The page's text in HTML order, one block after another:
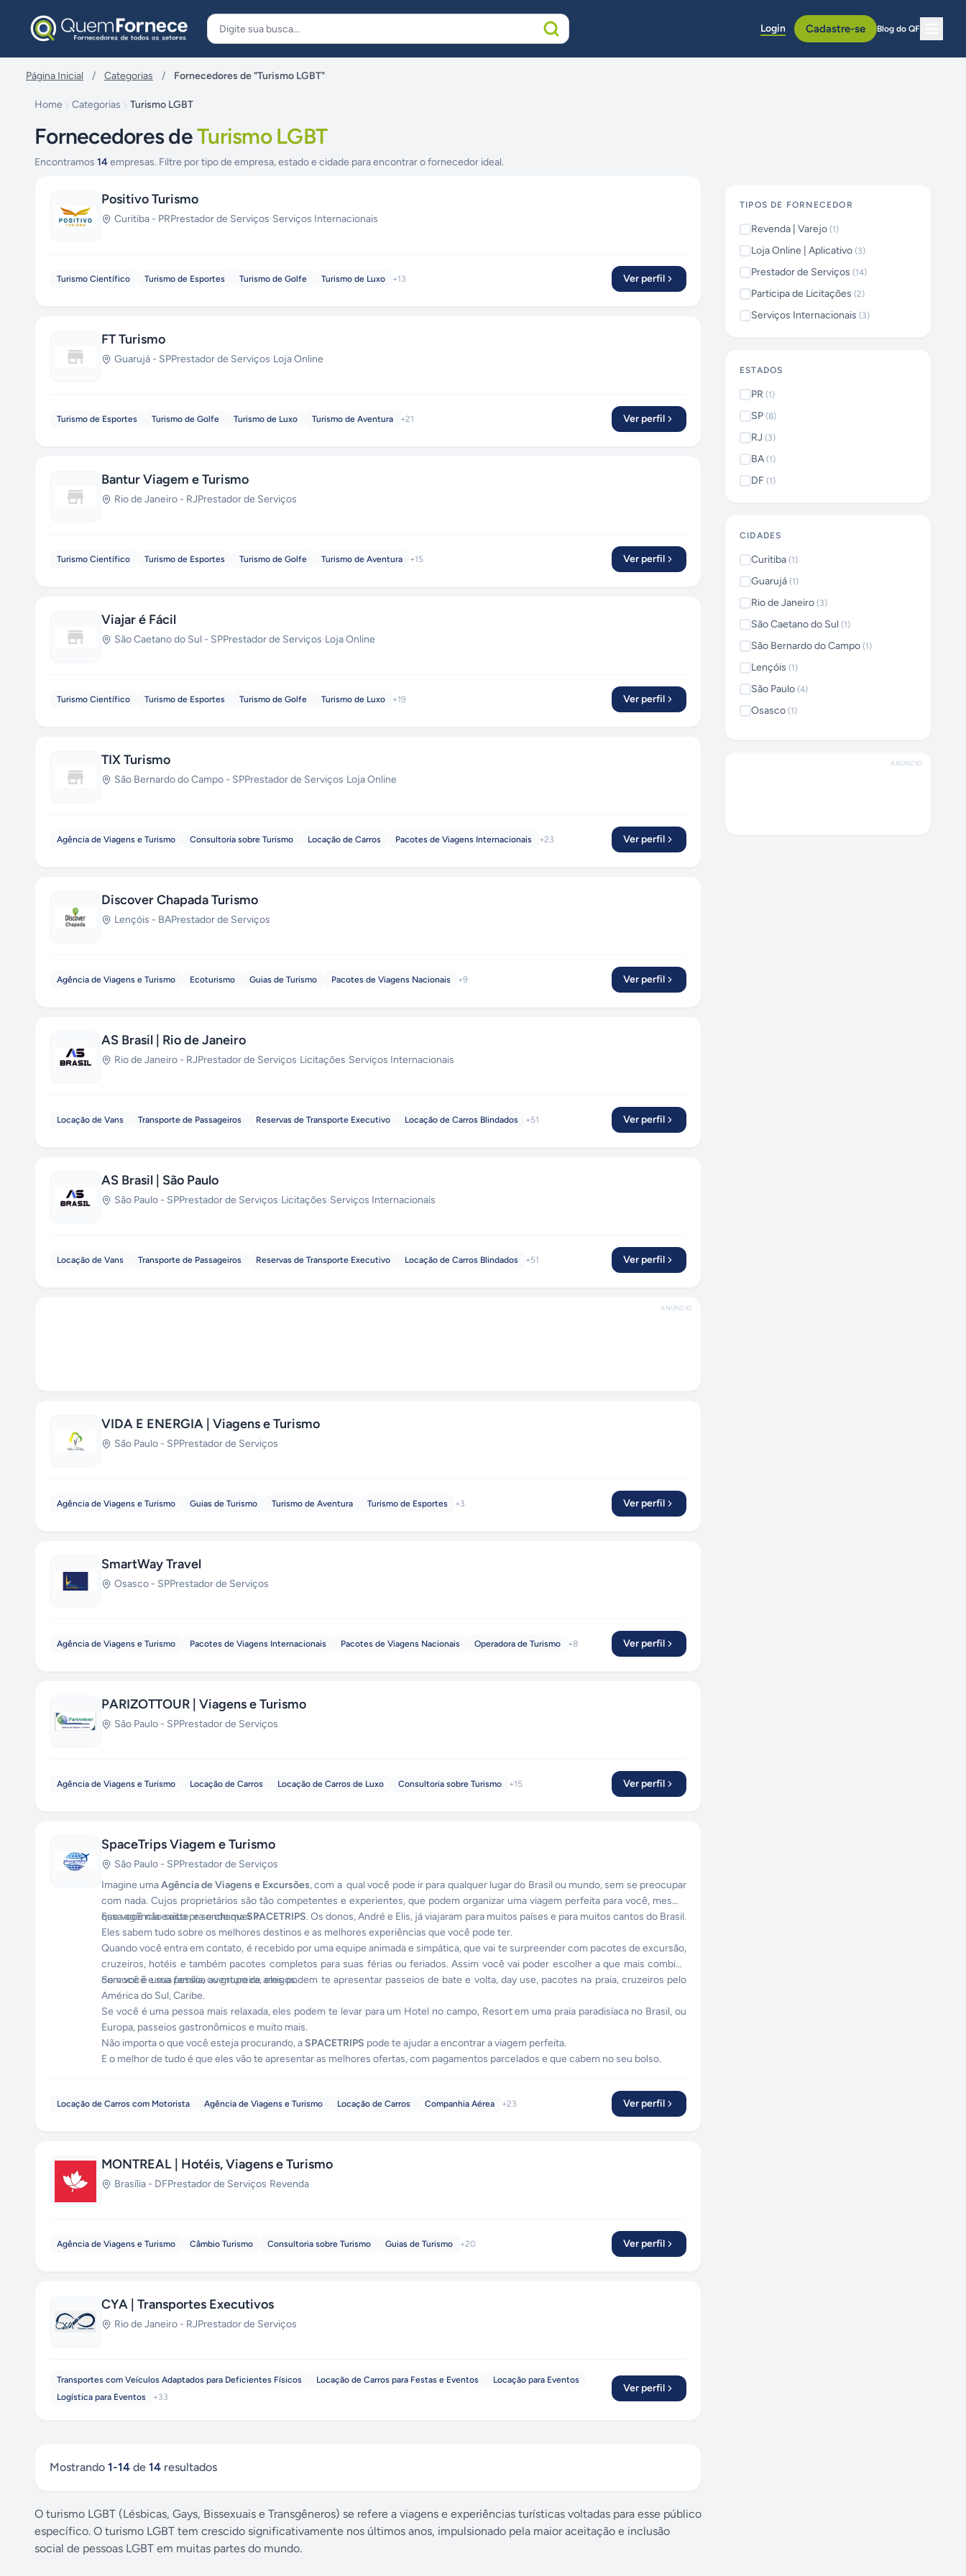
Login Cadastre-se Blog do QF
Página Inicial / Categorias / Fornecedores de "Turismo LGBT"
Home Categorias Turismo LGBT
Fornecedores deTurismo LGBT
Encontramos 14empresas. Filtre por tipo de empresa, estado e cidade para encontrar o fornecedor ideal.
Positivo Turismo
Curitiba - PRPrestador de Serviços·Serviços Internacionais
Turismo Científico Turismo de Esportes Turismo de Golfe Turismo de Luxo +13 Ver perfil
FT Turismo
Guarujá - SPPrestador de Serviços·Loja Online
Turismo de Esportes Turismo de Golfe Turismo de Luxo Turismo de Aventura +21 Ver perfil
Bantur Viagem e Turismo
Rio de Janeiro - RJPrestador de Serviços
Turismo Científico Turismo de Esportes Turismo de Golfe Turismo de Aventura +15 Ver perfil
Viajar é Fácil
São Caetano do Sul - SPPrestador de Serviços·Loja Online
Turismo Científico Turismo de Esportes Turismo de Golfe Turismo de Luxo +19 Ver perfil
TIX Turismo
São Bernardo do Campo - SPPrestador de Serviços·Loja Online
Agência de Viagens e Turismo Consultoria sobre Turismo Locação de Carros Pacotes de Viagens Internacionais +23 Ver perfil
Discover Chapada Turismo
Lençóis - BAPrestador de Serviços
Agência de Viagens e Turismo Ecoturismo Guias de Turismo Pacotes de Viagens Nacionais +9 Ver perfil
AS Brasil | Rio de Janeiro
Rio de Janeiro - RJPrestador de Serviços·Licitações·Serviços Internacionais
Locação de Vans Transporte de Passageiros Reservas de Transporte Executivo Locação de Carros Blindados +51 Ver perfil
AS Brasil | São Paulo
São Paulo - SPPrestador de Serviços·Licitações·Serviços Internacionais
Locação de Vans Transporte de Passageiros Reservas de Transporte Executivo Locação de Carros Blindados +51 Ver perfil
ANÚNCIO
VIDA E ENERGIA | Viagens e Turismo
São Paulo - SPPrestador de Serviços
Agência de Viagens e Turismo Guias de Turismo Turismo de Aventura Turismo de Esportes +3 Ver perfil
SmartWay Travel
Osasco - SPPrestador de Serviços
Agência de Viagens e Turismo Pacotes de Viagens Internacionais Pacotes de Viagens Nacionais Operadora de Turismo +8 Ver perfil
PARIZOTTOUR | Viagens e Turismo
São Paulo - SPPrestador de Serviços
Agência de Viagens e Turismo Locação de Carros Locação de Carros de Luxo Consultoria sobre Turismo +15 Ver perfil
SpaceTrips Viagem e Turismo
São Paulo - SPPrestador de Serviços
Imagine umaAgência de Viagens e Excursões, com a qual você pode ir para qualquer lugar do Brasil ou mundo, sem se preocupar
com nada. Cujos proprietários são tão competentes e experientes, que podem organizar uma viagem perfeita para você, mesmo
que você não saiba pra onde quer ir.
Essa agência existe, e se chamaSPACETRIPS. Os donos, André e Elis, já viajaram para muitos países e para muitos cantos do Brasil.
Eles sabem tudo sobre os melhores destinos e as melhores experiências que você pode ter.
Quando você entra em contato, é recebido por uma equipe animada e simpática, que vai te surpreender com pacotes de excursão,
cruzeiros, hotéis e também pacotes completos para suas férias ou feriados. Assim você vai poder escolher a que mais combina
com você e sua família, ou grupo de amigos.
Se você é uma pessoa aventureira, eles podem te apresentar passeios de bate e volta, day use, pacotes na praia, cruzeiros pelo
América do Sul, Caribe.
Se você é uma pessoa mais relaxada, eles podem te levar para um Hotel no campo, Resort em uma praia paradisíaca no Brasil, ou
Europa, passeios gastronômicos e muito mais.
Não importa o que você esteja procurando, a SPACETRIPS pode te ajudar a encontrar a viagem perfeita.
E o melhor de tudo é que eles vão te apresentar as melhores ofertas, com pagamentos parcelados e que cabem no seu bolso.
Locação de Carros com Motorista Agência de Viagens e Turismo Locação de Carros Companhia Aérea +23 Ver perfil
MONTREAL | Hotéis, Viagens e Turismo
Brasília - DFPrestador de Serviços·Revenda
Agência de Viagens e Turismo Câmbio Turismo Consultoria sobre Turismo Guias de Turismo +20 Ver perfil
CYA | Transportes Executivos
Rio de Janeiro - RJPrestador de Serviços
Transportes com Veículos Adaptados para Deficientes Físicos Locação de Carros para Festas e Eventos
Locação para Eventos
Logística para Eventos
+33
Ver perfil
Mostrando 1-14 de 14 resultados
O turismo LGBT (Lésbicas, Gays, Bissexuais e Transgêneros) se refere a viagens e experiências turísticas voltadas para esse público
específico. O turismo LGBT tem crescido significativamente nos últimos anos, impulsionado pela maior aceitação e inclusão
social de pessoas LGBT em muitas partes do mundo.
TIPOS DE FORNECEDOR
Revenda | Varejo (1)
Loja Online | Aplicativo (3)
Prestador de Serviços (14)
Participa de Licitações (2)
Serviços Internacionais (3)
ESTADOS
PR (1)
SP (8)
RJ (3)
BA (1)
DF (1)
CIDADES
Curitiba (1)
Guarujá (1)
Rio de Janeiro (3)
São Caetano do Sul (1)
São Bernardo do Campo (1)
Lençóis (1)
São Paulo (4)
Osasco (1)
ANÚNCIO